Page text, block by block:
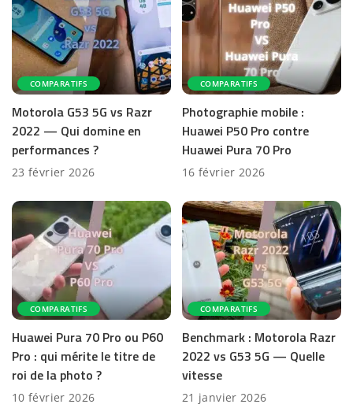
COMPARATIFS
Motorola G53 5G vs Razr
2022 — Qui domine en
performances ?
23 février 2026
COMPARATIFS
Photographie mobile :
Huawei P50 Pro contre
Huawei Pura 70 Pro
16 février 2026
COMPARATIFS
Huawei Pura 70 Pro ou P60
Pro : qui mérite le titre de
roi de la photo ?
10 février 2026
COMPARATIFS
Benchmark : Motorola Razr
2022 vs G53 5G — Quelle
vitesse
21 janvier 2026